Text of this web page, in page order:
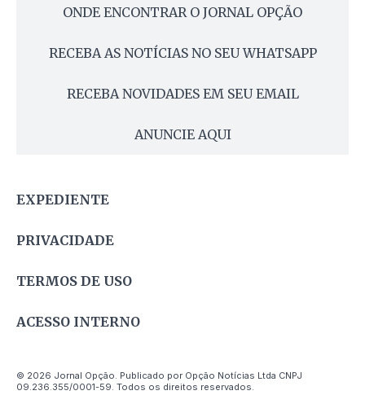
ONDE ENCONTRAR O JORNAL OPÇÃO
RECEBA AS NOTÍCIAS NO SEU WHATSAPP
RECEBA NOVIDADES EM SEU EMAIL
ANUNCIE AQUI
EXPEDIENTE
PRIVACIDADE
TERMOS DE USO
ACESSO INTERNO
© 2026 Jornal Opção. Publicado por Opção Notícias Ltda CNPJ
09.236.355/0001-59. Todos os direitos reservados.